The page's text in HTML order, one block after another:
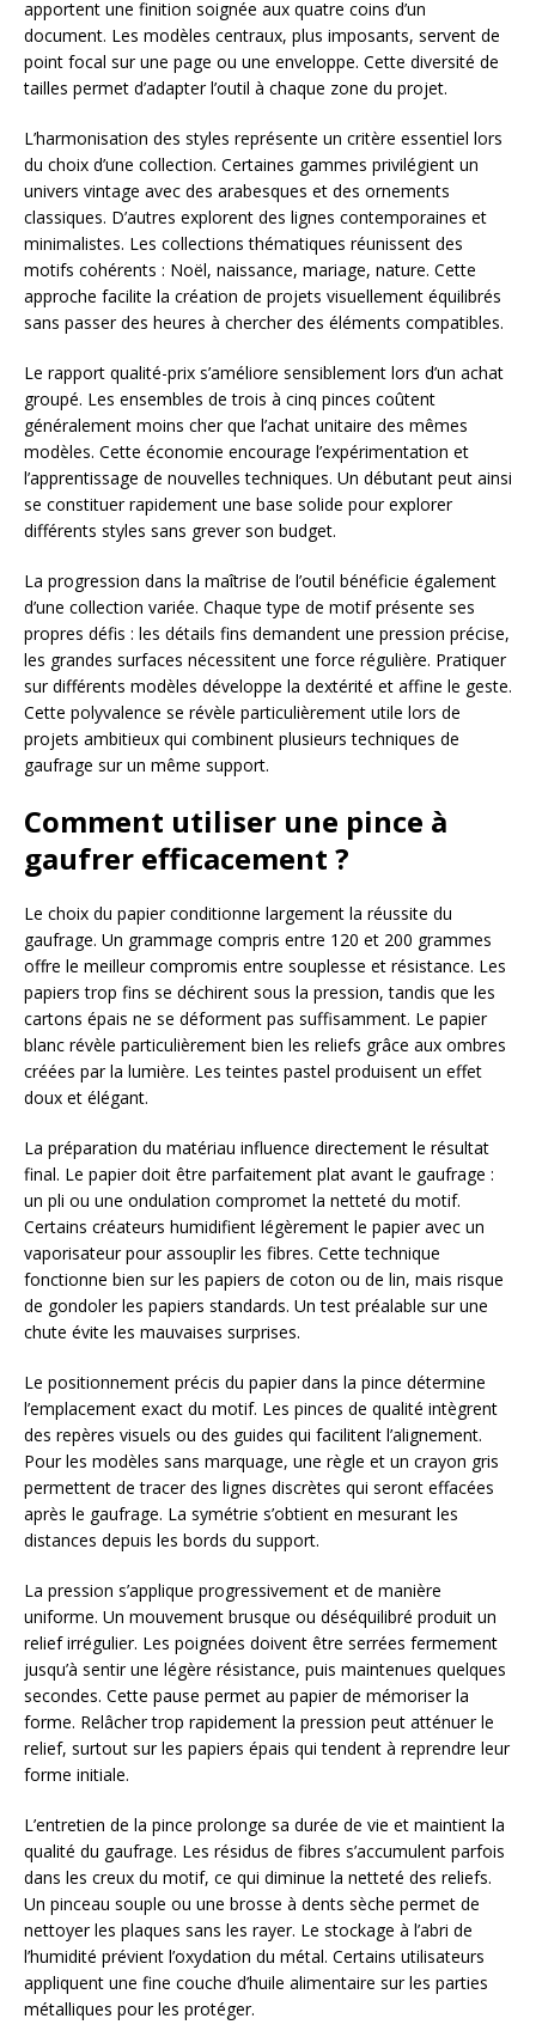
apportent une finition soignée aux quatre coins d’un
document. Les modèles centraux, plus imposants, servent de
point focal sur une page ou une enveloppe. Cette diversité de
tailles permet d’adapter l’outil à chaque zone du projet.
L’harmonisation des styles représente un critère essentiel lors
du choix d’une collection. Certaines gammes privilégient un
univers vintage avec des arabesques et des ornements
classiques. D’autres explorent des lignes contemporaines et
minimalistes. Les collections thématiques réunissent des
motifs cohérents : Noël, naissance, mariage, nature. Cette
approche facilite la création de projets visuellement équilibrés
sans passer des heures à chercher des éléments compatibles.
Le rapport qualité-prix s’améliore sensiblement lors d’un achat
groupé. Les ensembles de trois à cinq pinces coûtent
généralement moins cher que l’achat unitaire des mêmes
modèles. Cette économie encourage l’expérimentation et
l’apprentissage de nouvelles techniques. Un débutant peut ainsi
se constituer rapidement une base solide pour explorer
différents styles sans grever son budget.
La progression dans la maîtrise de l’outil bénéficie également
d’une collection variée. Chaque type de motif présente ses
propres défis : les détails fins demandent une pression précise,
les grandes surfaces nécessitent une force régulière. Pratiquer
sur différents modèles développe la dextérité et affine le geste.
Cette polyvalence se révèle particulièrement utile lors de
projets ambitieux qui combinent plusieurs techniques de
gaufrage sur un même support.
Comment utiliser une pince à
gaufrer efficacement ?
Le choix du papier conditionne largement la réussite du
gaufrage. Un grammage compris entre 120 et 200 grammes
offre le meilleur compromis entre souplesse et résistance. Les
papiers trop fins se déchirent sous la pression, tandis que les
cartons épais ne se déforment pas suffisamment. Le papier
blanc révèle particulièrement bien les reliefs grâce aux ombres
créées par la lumière. Les teintes pastel produisent un effet
doux et élégant.
La préparation du matériau influence directement le résultat
final. Le papier doit être parfaitement plat avant le gaufrage :
un pli ou une ondulation compromet la netteté du motif.
Certains créateurs humidifient légèrement le papier avec un
vaporisateur pour assouplir les fibres. Cette technique
fonctionne bien sur les papiers de coton ou de lin, mais risque
de gondoler les papiers standards. Un test préalable sur une
chute évite les mauvaises surprises.
Le positionnement précis du papier dans la pince détermine
l’emplacement exact du motif. Les pinces de qualité intègrent
des repères visuels ou des guides qui facilitent l’alignement.
Pour les modèles sans marquage, une règle et un crayon gris
permettent de tracer des lignes discrètes qui seront effacées
après le gaufrage. La symétrie s’obtient en mesurant les
distances depuis les bords du support.
La pression s’applique progressivement et de manière
uniforme. Un mouvement brusque ou déséquilibré produit un
relief irrégulier. Les poignées doivent être serrées fermement
jusqu’à sentir une légère résistance, puis maintenues quelques
secondes. Cette pause permet au papier de mémoriser la
forme. Relâcher trop rapidement la pression peut atténuer le
relief, surtout sur les papiers épais qui tendent à reprendre leur
forme initiale.
L’entretien de la pince prolonge sa durée de vie et maintient la
qualité du gaufrage. Les résidus de fibres s’accumulent parfois
dans les creux du motif, ce qui diminue la netteté des reliefs.
Un pinceau souple ou une brosse à dents sèche permet de
nettoyer les plaques sans les rayer. Le stockage à l’abri de
l’humidité prévient l’oxydation du métal. Certains utilisateurs
appliquent une fine couche d’huile alimentaire sur les parties
métalliques pour les protéger.